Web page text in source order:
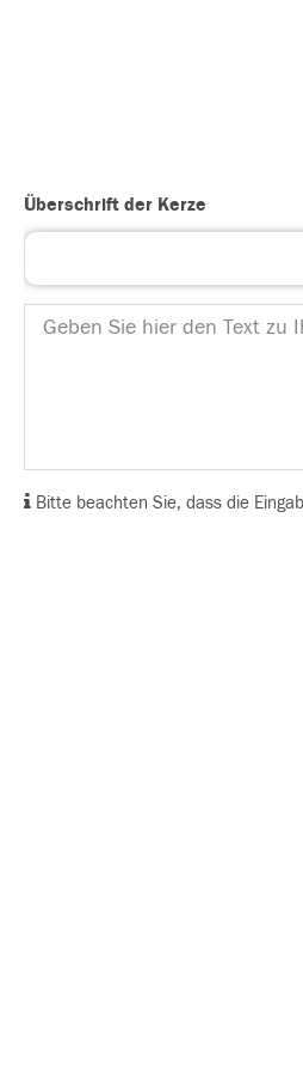
Überschrift der Kerze
Bitte beachten Sie, dass die